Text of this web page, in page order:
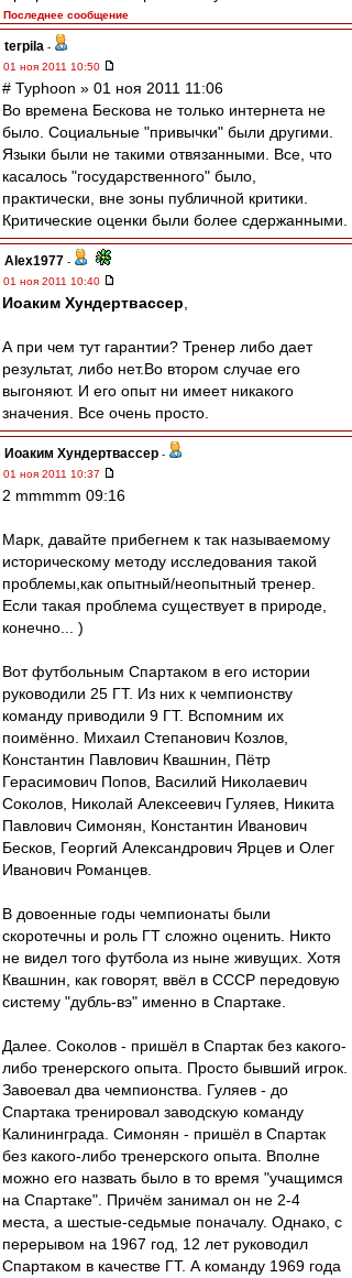
Последнее сообщение
terpila -
01 ноя 2011 10:50
# Typhoon » 01 ноя 2011 11:06
Во времена Бескова не только интернета не
было. Социальные "привычки" были другими.
Языки были не такими отвязанными. Все, что
касалось "государственного" было,
практически, вне зоны публичной критики.
Критические оценки были более сдержанными.
Alex1977 -
01 ноя 2011 10:40
Иоаким Хундертвассер
А при чем тут гарантии? Тренер либо дает
результат, либо нет.Во втором случае его
выгоняют. И его опыт ни имеет никакого
значения. Все очень просто.
Иоаким Хундертвассер -
01 ноя 2011 10:37
2 mmmmm 09:16
Марк, давайте прибегнем к так называемому
историческому методу исследования такой
проблемы,как опытный/неопытный тренер.
Если такая проблема существует в природе,
конечно... )
Вот футбольным Спартаком в его истории
руководили 25 ГТ. Из них к чемпионству
команду приводили 9 ГТ. Вспомним их
поимённо. Михаил Степанович Козлов,
Константин Павлович Квашнин, Пётр
Герасимович Попов, Василий Николаевич
Соколов, Николай Алексеевич Гуляев, Никита
Павлович Симонян, Константин Иванович
Бесков, Георгий Александрович Ярцев и Олег
Иванович Романцев.
В довоенные годы чемпионаты были
скоротечны и роль ГТ сложно оценить. Никто
не видел того футбола из ныне живущих. Хотя
Квашнин, как говорят, ввёл в СССР передовую
систему "дубль-вэ" именно в Спартаке.
Далее. Соколов - пришёл в Спартак без какого-
либо тренерского опыта. Просто бывший игрок.
Завоевал два чемпионства. Гуляев - до
Спартака тренировал заводскую команду
Калининграда. Симонян - пришёл в Спартак
без какого-либо тренерского опыта. Вполне
можно его назвать было в то время "учащимся
на Спартаке". Причём занимал он не 2-4
места, а шестые-седьмые поначалу. Однако, с
перерывом на 1967 год, 12 лет руководил
Спартаком в качестве ГТ. А команду 1969 года